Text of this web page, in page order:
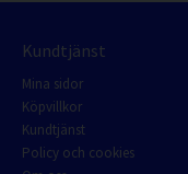
Kundtjänst
Mina sidor
Köpvillkor
Kundtjänst
Policy och cookies